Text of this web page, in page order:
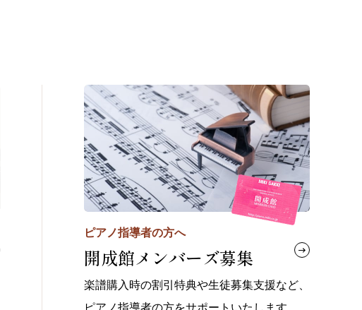
ピアノ指導者の方へ
開成館メンバーズ募集
楽譜購入時の割引特典や生徒募集支援など、
ピアノ指導者の方をサポートいたします。